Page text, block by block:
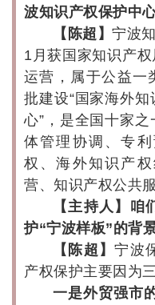
波知识产权保护中
【陈超】 宁波
1月获国家知识产
运营，属于公益一
批建设“国家海外
心”，是全国十家
体管理协调、专
权、海外知识产
营、知识产权公共
【主持人】
护“宁波样板”的背
【陈超】宁波
产权保护主要因为
一是外贸强市